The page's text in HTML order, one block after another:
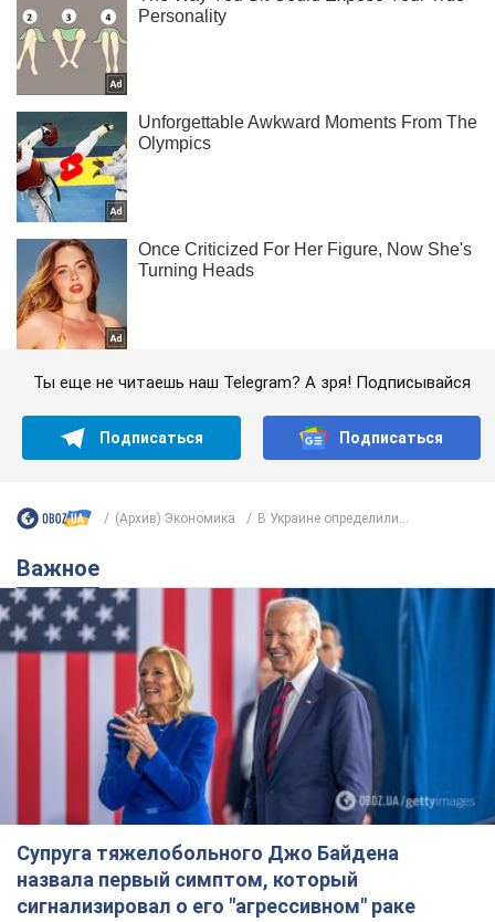
Ты еще не читаешь наш Telegram? А зря! Подписывайся
Подписаться Подписаться
(Архив) Экономика В Украине определили...
Важное
Супруга тяжелобольного Джо Байдена
назвала первый симптом, который
сигнализировал о его "агрессивном" раке